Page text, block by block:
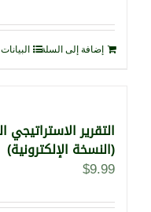
إضافة إلى السلة البيانات
(النسخة الإلكترونية)
$9.99